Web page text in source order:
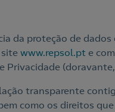
da proteção de
www.repsol.pt e
Privacidade
transparente
como os direitos